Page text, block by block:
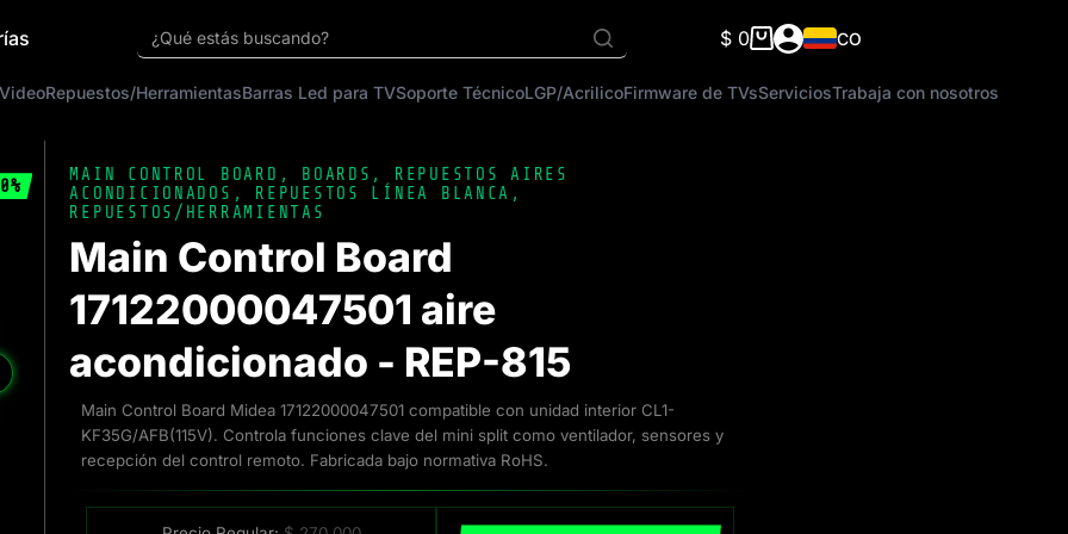
¿Qué estás buscando?
Carro
compra
$ 0 CO
Repuestos/HerramientasBarras Led para TVSoporte TécnicoLGP/AcrilicoFirmware de TVsServiciosTrabaja con nosotros
MAIN CONTROL BOARD , BOARDS ,
REPUESTOS AIRES
ACONDICIONADOS , REPUESTOS LÍNEA BLANCA ,
REPUESTOS/HERRAMIENTAS
Main Control Board
17122000047501 aire
acondicionado - REP-815
Main Control Board Midea 17122000047501 compatible con unidad interior CL1-
KF35G/AFB(115V). Controla funciones clave del mini split como ventilador, sensores y
recepción del control remoto. Fabricada bajo normativa RoHS.